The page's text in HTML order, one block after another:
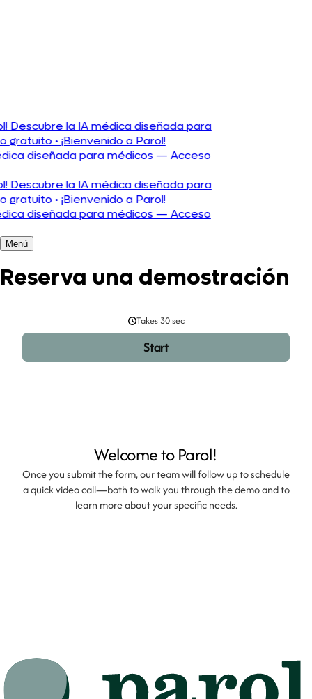
Descubre la IA médica diseñada para
gratuito • ¡Bienvenido a Parol!
diseñada para médicos — Acceso
Descubre la IA médica diseñada para
gratuito • ¡Bienvenido a Parol!
diseñada para médicos — Acceso
Menú
Reserva una demostración